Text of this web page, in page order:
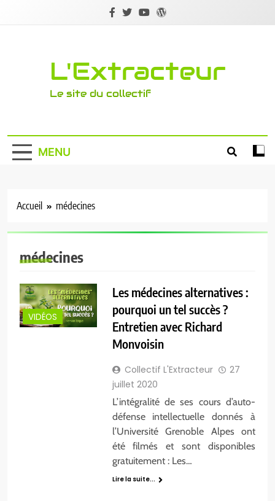
L'Extracteur
Le site du collectif
MENU
Accueil médecines
médecines
VIDÉOS
Les médecines alternatives :
pourquoi un tel succès ?
Entretien avec Richard
Monvoisin
Collectif L'Extracteur
27
juillet 2020
L’intégralité de ses cours d’auto-
défense intellectuelle donnés à
l’Université Grenoble Alpes ont
été filmés et sont disponibles
gratuitement : Les…
Lire la suite...